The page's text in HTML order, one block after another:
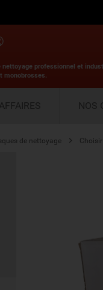
nettoyage professionnel et
monobrosses.
NOS
de nettoyage